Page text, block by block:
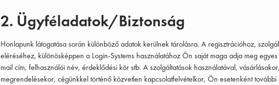
2. Ügyféladatok/Biztonság
Honlapunk látogatása során különböző adatok kerülnek tárolásra. A regisztrációhoz,
eléréséhez, különösképpen a Login-Systems használatához Ön saját maga adja meg
mail cím, felhasználói név, érdeklődési kör stb. A szolgáltatások használatával,
megrendelésekor, cégünkkel történő közvetlen kapcsolatfelvételkor, Ön esetenként